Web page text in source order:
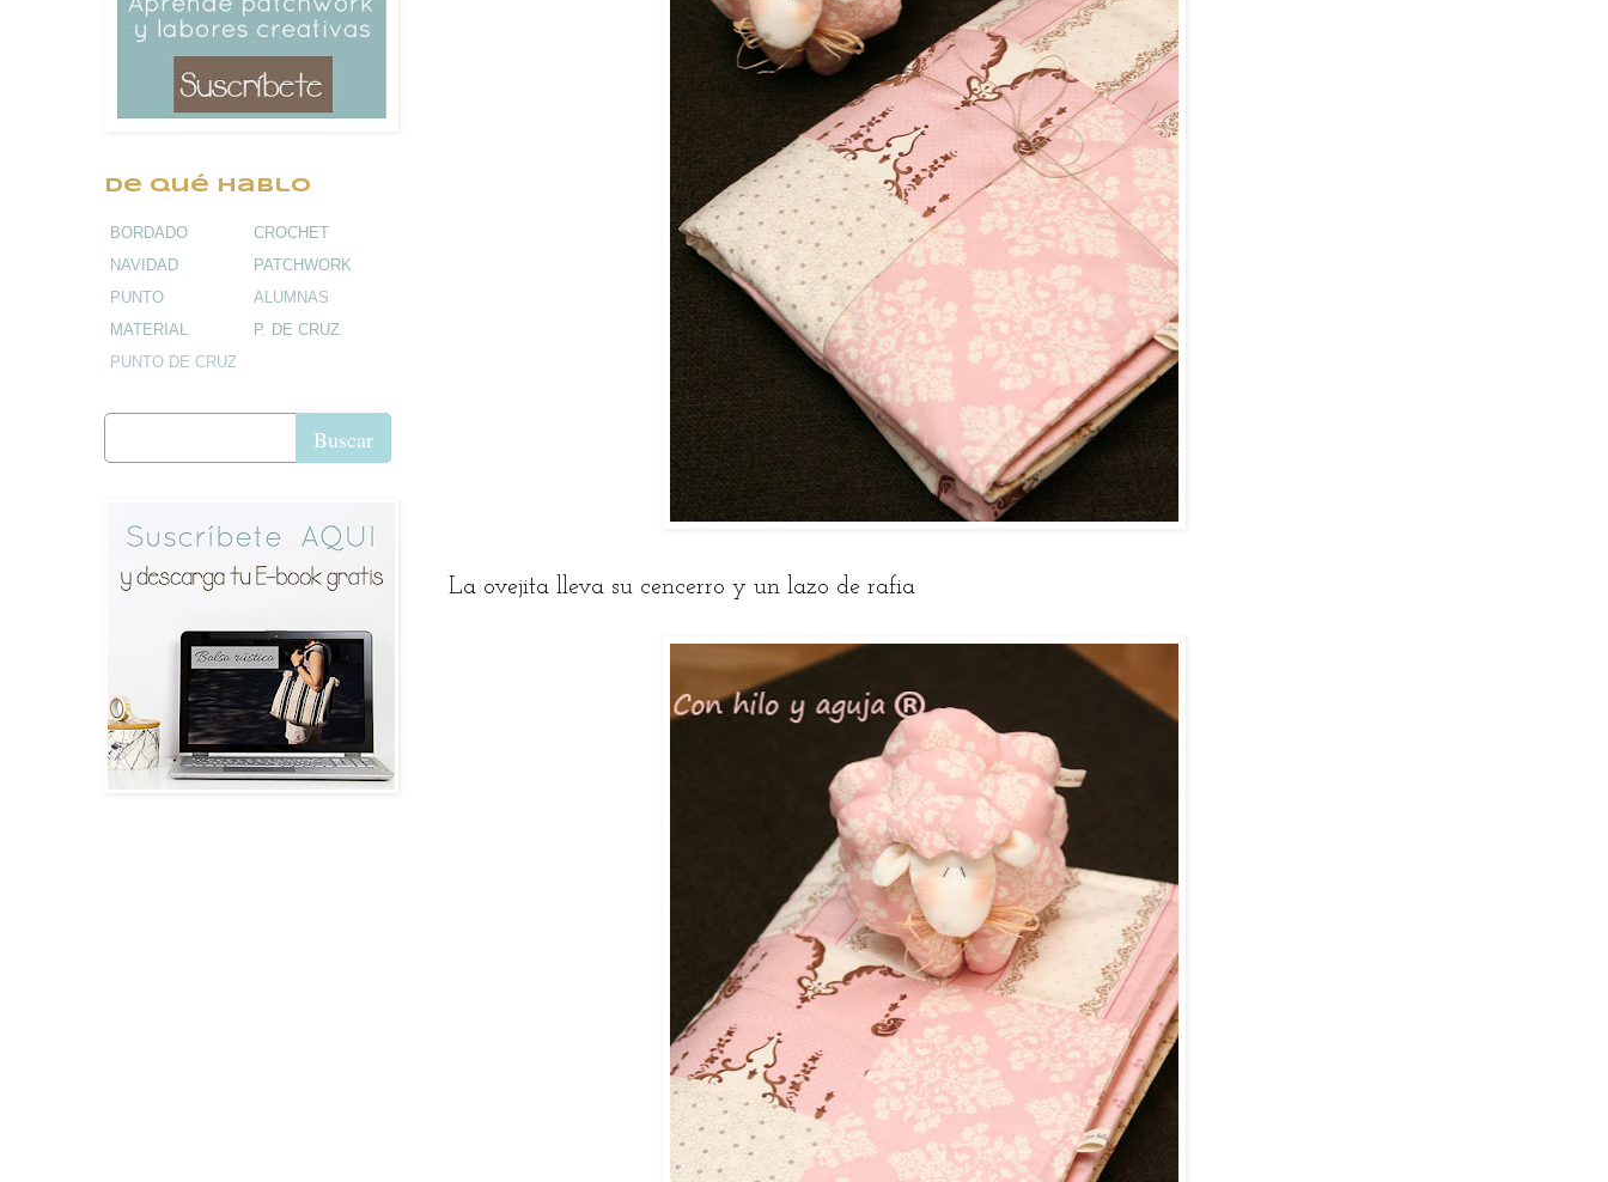
La ovejita lleva su cencerro y un lazo de rafia
De qué hablo
BORDADO
CROCHET
NAVIDAD
PATCHWORK
PUNTO
ALUMNAS
MATERIAL
P. DE CRUZ
PUNTO DE CRUZ
Buscar